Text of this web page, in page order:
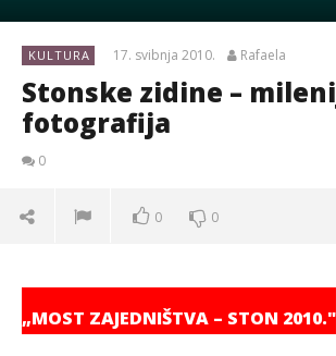
KULTURA 17. svibnja 2010. Rafaela
Stonske zidine –
fotografija
0
0 0
„MOST ZAJEDNIŠTVA – STON 2010."